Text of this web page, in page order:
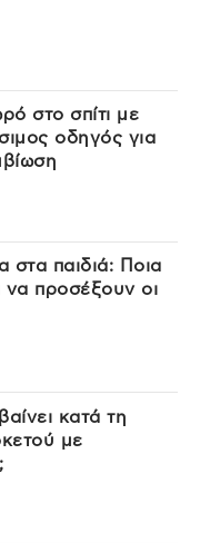
στο σπίτι με
οδηγός για
στα παιδιά: Ποια
να προσέξουν οι
κατά τη
με